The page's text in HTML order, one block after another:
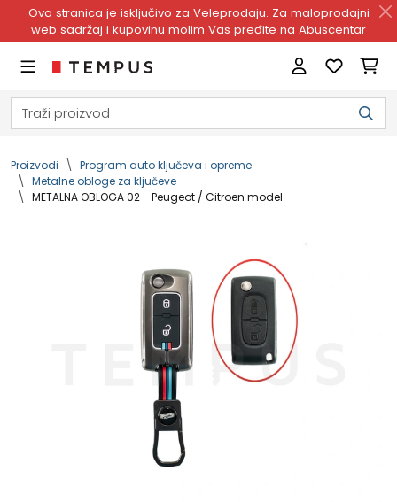
Ova stranica je isključivo za Veleprodaju. Za maloprodajni
web sadržaj i kupovinu molim Vas pređite na Abuscentar
Proizvodi
Program auto ključeva i opreme
Metalne obloge za ključeve
METALNA OBLOGA 02 - Peugeot / Citroen model